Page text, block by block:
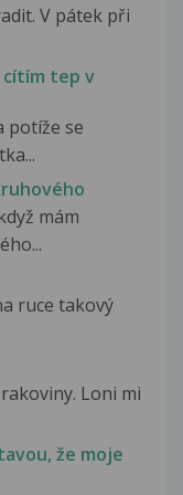
V pátek při
cítím tep v
potíže se
mám
ruce takový
Loni mi
že moje